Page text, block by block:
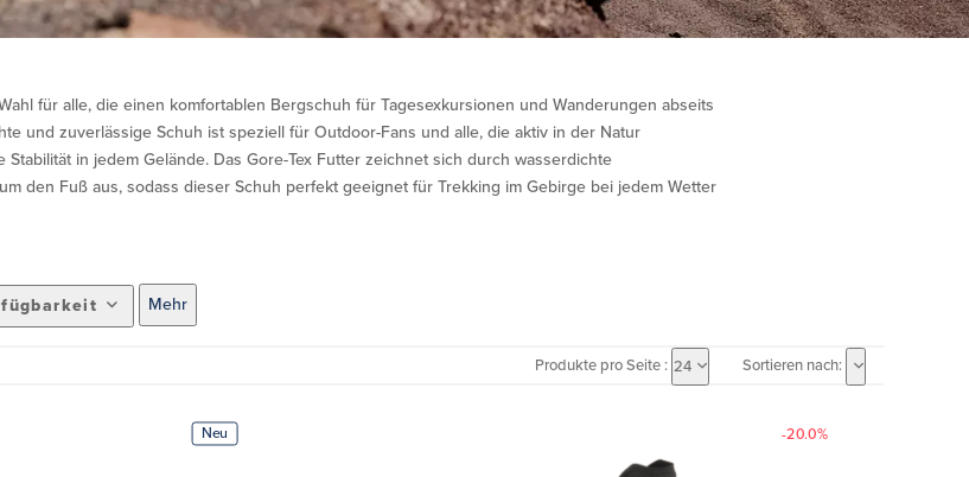
für alle, die einen komfortablen Bergschuh für Tagesexkursionen und Wanderungen abseits
und zuverlässige Schuh ist speziell für Outdoor-Fans und alle, die aktiv in der Natur
in jedem Gelände. Das Gore-Tex Futter zeichnet sich durch wasserdichte
den Fuß aus, sodass dieser Schuh perfekt geeignet für Trekking im Gebirge bei jedem Wetter
Mehr
Produkte pro Seite : 24 Sortieren nach:
Neu -20.0%